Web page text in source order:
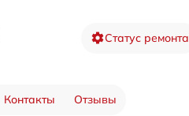
Статус ремонта
Контакты Отзывы